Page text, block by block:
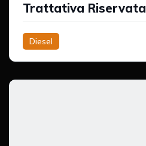
Trattativa Riservata
Diesel